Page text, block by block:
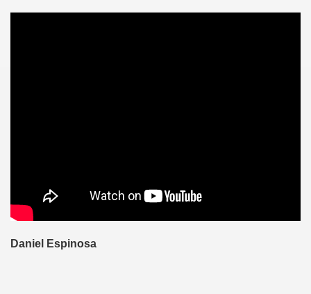
Daniel Espinosa